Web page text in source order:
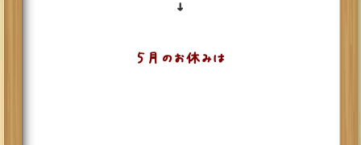
↓
５月のお休みは